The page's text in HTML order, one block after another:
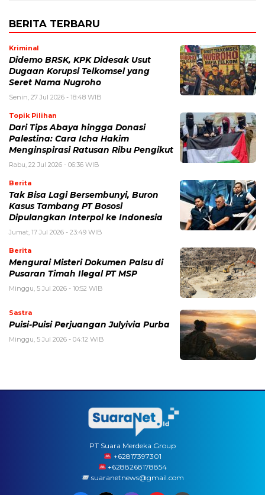
BERITA TERBARU
Kriminal
Didemo BRSK, KPK Didesak Usut
Dugaan Korupsi Telkomsel yang
Seret Nama Nugroho
Senin, 27 Jul 2026 - 18:48 WIB
Topik Pilihan
Dari Tips Abaya hingga Donasi
Palestina: Cara Icha Hakim
Menginspirasi Ratusan Ribu Pengikut
Rabu, 22 Jul 2026 - 06:36 WIB
Berita
Tak Bisa Lagi Bersembunyi, Buron
Kasus Tambang PT Bososi
Dipulangkan Interpol ke Indonesia
Jumat, 17 Jul 2026 - 23:49 WIB
Berita
Mengurai Misteri Dokumen Palsu di
Pusaran Timah Ilegal PT MSP
Minggu, 5 Jul 2026 - 10:52 WIB
Sastra
Puisi-Puisi Perjuangan Julyivia Purba
Minggu, 5 Jul 2026 - 04:12 WIB
PT Suara Merdeka Group
‪+62817397301
+6288268178854
suaranetnews@gmail.com